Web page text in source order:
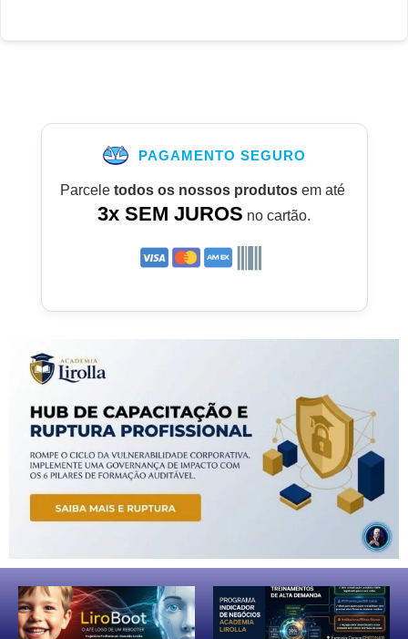
PAGAMENTO SEGURO
Parcele todos os nossos produtosem até
3x SEM JUROS no cartão.